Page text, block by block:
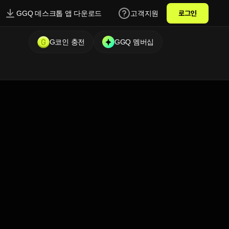
GGQ 데스크톱 앱 다운로드 고객지원 로그인
G코인 충전 GGQ 멤버십